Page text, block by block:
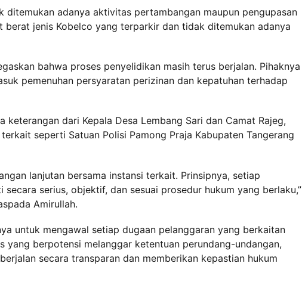
ditemukan adanya aktivitas pertambangan maupun pengupasan
jenis Kobelco yang terparkir dan tidak ditemukan adanya
bahwa proses penyelidikan masih terus berjalan. Pihaknya
pemenuhan persyaratan perizinan dan kepatuhan terhadap
dari Kepala Desa Lembang Sari dan Camat Rajeg,
seperti Satuan Polisi Pamong Praja Kabupaten Tangerang
lanjutan bersama instansi terkait. Prinsipnya, setiap
serius, objektif, dan sesuai prosedur hukum yang berlaku,”
Amirullah.
untuk mengawal setiap dugaan pelanggaran yang berkaitan
yang berpotensi melanggar ketentuan perundang-undangan,
secara transparan dan memberikan kepastian hukum